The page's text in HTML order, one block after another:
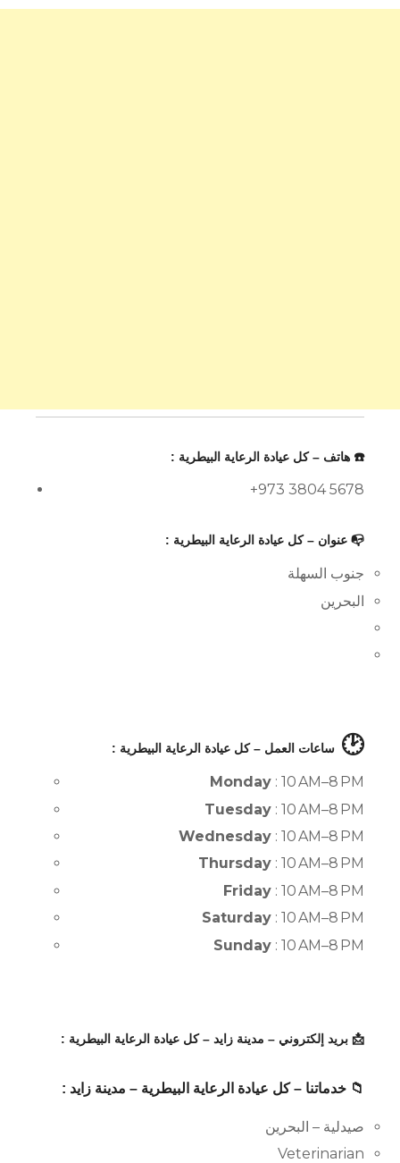
☎️ هاتف – كل عيادة الرعاية البيطرية :
+973 3804 5678
📭 عنوان – كل عيادة الرعاية البيطرية :
جنوب السهلة
البحرين
🕑 ساعات العمل – كل عيادة الرعاية البيطرية :
Monday : 10 AM–8 PM
Tuesday : 10 AM–8 PM
Wednesday : 10 AM–8 PM
Thursday : 10 AM–8 PM
Friday : 10 AM–8 PM
Saturday : 10 AM–8 PM
Sunday : 10 AM–8 PM
📩 بريد إلكتروني – مدينة زايد – كل عيادة الرعاية البيطرية :
📁 خدماتنا – كل عيادة الرعاية البيطرية – مدينة زايد :
صيدلية – البحرين
Veterinarian